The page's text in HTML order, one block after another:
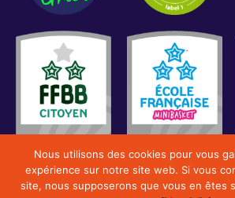
Nous utilisons des cookies pour vous
expérience sur notre site web. Si vous
site, nous supposerons que vous en êtes